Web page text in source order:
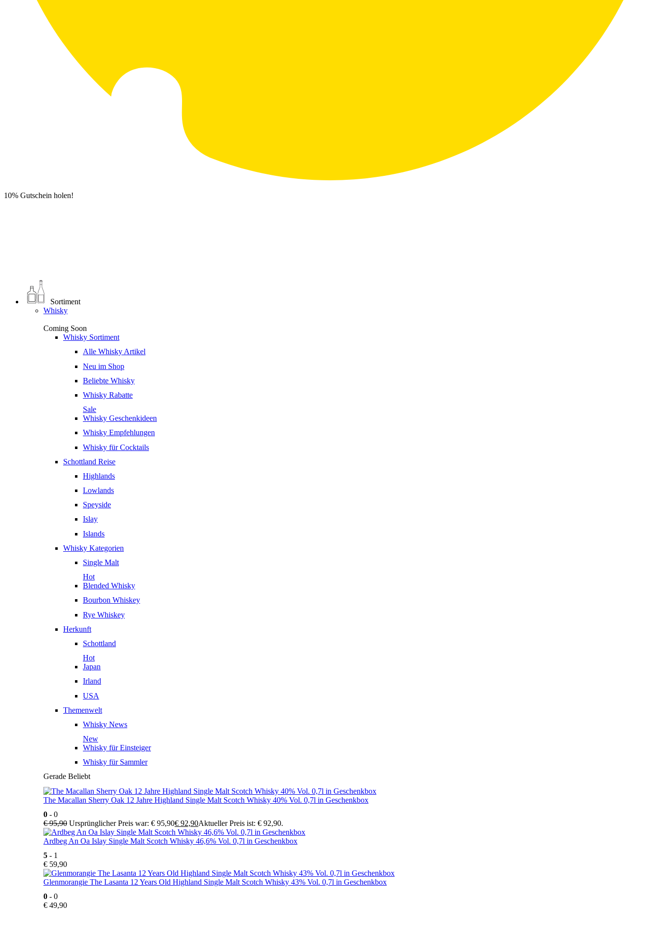
10% Gutschein holen!
Sortiment
Whisky
Coming Soon
Whisky Sortiment
Alle Whisky Artikel
Neu im Shop
Beliebte Whisky
Whisky Rabatte
Sale
Whisky Geschenkideen
Whisky Empfehlungen
Whisky für Cocktails
Schottland Reise
Highlands
Lowlands
Speyside
Islay
Islands
Whisky Kategorien
Single Malt
Hot
Blended Whisky
Bourbon Whiskey
Rye Whiskey
Herkunft
Schottland
Hot
Japan
Irland
USA
Themenwelt
Whisky News
New
Whisky für Einsteiger
Whisky für Sammler
Gerade Beliebt
The Macallan Sherry Oak 12 Jahre Highland Single Malt Scotch Whisky 40% Vol. 0,7l in Geschenkbox
0 - 0
€95,90 Ursprünglicher Preis war: € 95,90€ 92,90Aktueller Preis ist: € 92,90.
Ardbeg An Oa Islay Single Malt Scotch Whisky 46,6% Vol. 0,7l in Geschenkbox
5 - 1
€ 59,90
Glenmorangie The Lasanta 12 Years Old Highland Single Malt Scotch Whisky 43% Vol. 0,7l in Geschenkbox
0 - 0
€ 49,90